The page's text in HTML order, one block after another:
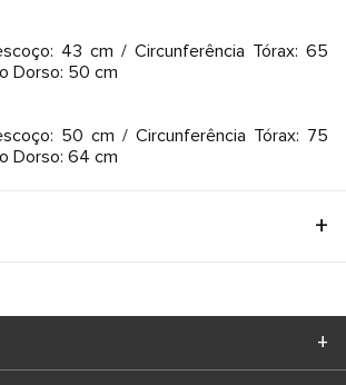
43 cm / Circunferência Tórax: 65
Dorso: 50 cm
50 cm / Circunferência Tórax: 75
Dorso: 64 cm